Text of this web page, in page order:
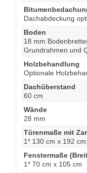
Dachabdeckung
Boden
18 mm
Grundrahmen und
Holzbehandlung
Optionale
Dachüberstand
60 cm
Wände
28 mm
Türenmaße mit
1* 130 cm x 192
Fenstermaße
1* 70 cm x 105 cm